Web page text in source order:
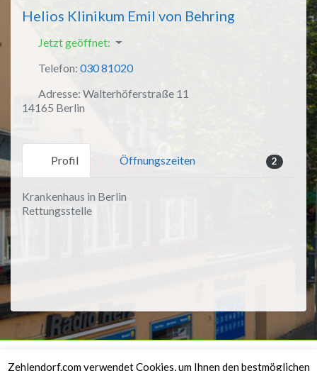
Helios Klinikum Emil von Behring
Jetzt geöffnet:
Telefon: 030 81020
Adresse: Walterhöferstraße 11
14165 Berlin
Profil Öffnungszeiten 2
Krankenhaus in Berlin
Rettungsstelle
Rechtliches
Zehlendorf.com verwendet Cookies, um Ihnen den bestmöglichen